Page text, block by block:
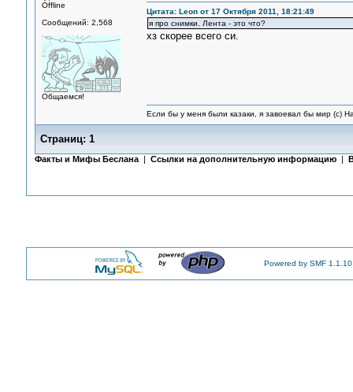
Offline
Сообщений: 2,568
Общаемся!
Цитата: Leon от 17 Октября 2011, 18:21:49
я про снимки. Лента - это что?
хз скорее всего си.
Если бы у меня были казаки, я завоевал бы мир (с)
Страниц: 1
Факты и Мифы Беслана| Ссылки на дополнительную информацию|
Powered by SMF 1.1.10